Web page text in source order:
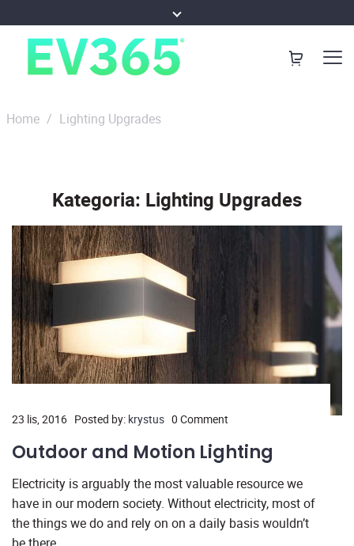
Home / Lighting Upgrades
Kategoria: Lighting Upgrades
23 lis, 2016 Posted by: krystus 0 Comment
Outdoor and Motion Lighting
Electricity is arguably the most valuable resource we
have in our modern society. Without electricity, most of
the things we do and rely on on a daily basis wouldn’t